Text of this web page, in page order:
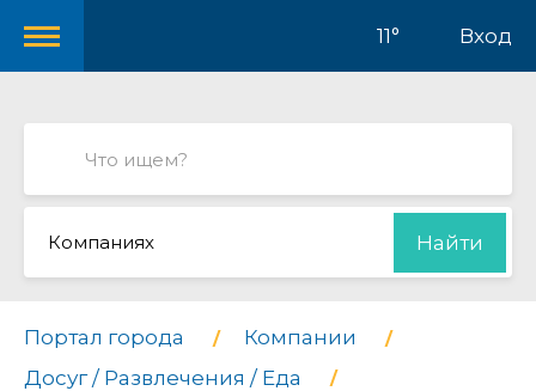
11° Вход
Компаниях Найти
Портал города
Компании
Досуг / Развлечения / Еда